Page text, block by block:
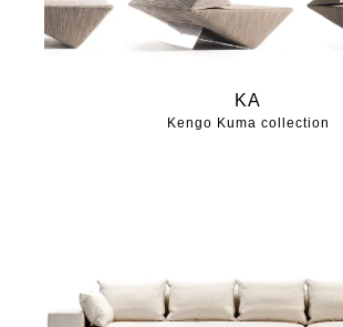
KA
Kengo Kuma collection